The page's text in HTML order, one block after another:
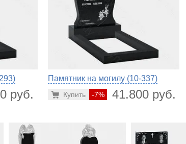
руб.
Памятник на могилу (10-337)
-7% 41.800 руб.
Купить